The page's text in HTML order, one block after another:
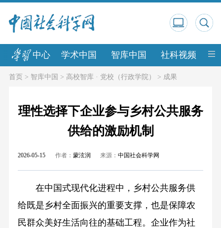
中心 学术中国 智库中国 社科视频 中
首页> 智库中国 > 高校智库 · 党校（行政学院） > 成果
理性选择下企业参与乡村公共服务
供给的激励机制
2026-05-15 作者： 蒙泫润 来源：中国社会科学网
在中国式现代化进程中，乡村公共服务供
给既是乡村全面振兴的重要支撑，也是保障农
民群众美好生活向往的基础工程。企业作为社